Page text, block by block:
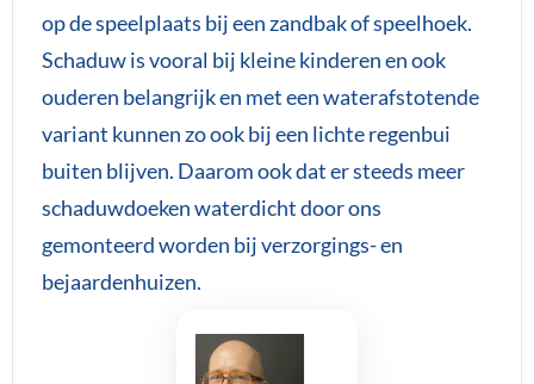
op de speelplaats bij een zandbak of speelhoek.
Schaduw is vooral bij kleine kinderen en ook
ouderen belangrijk en met een waterafstotende
variant kunnen zo ook bij een lichte regenbui
buiten blijven. Daarom ook dat er steeds meer
schaduwdoeken waterdicht door ons
gemonteerd worden bij verzorgings- en
bejaardenhuizen.